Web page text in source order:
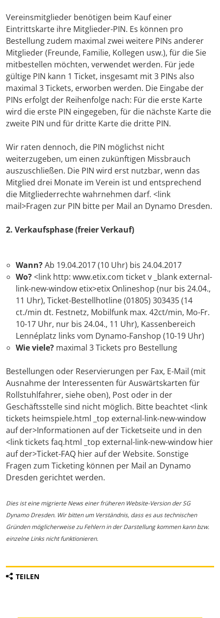
Vereinsmitglieder benötigen beim Kauf einer
Eintrittskarte ihre Mitglieder-PIN. Es können pro
Bestellung zudem maximal zwei weitere PINs anderer
Mitglieder (Freunde, Familie, Kollegen usw.), für die Sie
mitbestellen möchten, verwendet werden. Für jede
gültige PIN kann 1 Ticket, insgesamt mit 3 PINs also
maximal 3 Tickets, erworben werden. Die Eingabe der
PINs erfolgt der Reihenfolge nach: Für die erste Karte
wird die erste PIN eingegeben, für die nächste Karte die
zweite PIN und für dritte Karte die dritte PIN.
Wir raten dennoch, die PIN möglichst nicht
weiterzugeben, um einen zukünftigen Missbrauch
auszuschließen. Die PIN wird erst nutzbar, wenn das
Mitglied drei Monate im Verein ist und entsprechend
die Mitgliederrechte wahrnehmen darf. <link
mail>Fragen zur PIN bitte per Mail an Dynamo Dresden.
2. Verkaufsphase (freier Verkauf)
Wann?Ab 19.04.2017 (10 Uhr) bis 24.04.2017
Wo?<link http: www.etix.com ticket v _blank external-
link-new-window etix>etix Onlineshop (nur bis 24.04.,
11 Uhr), Ticket-Bestellhotline (01805) 303435 (14
ct./min dt. Festnetz, Mobilfunk max. 42ct/min, Mo-Fr.
10-17 Uhr, nur bis 24.04., 11 Uhr), Kassenbereich
Lennéplatz links vom Dynamo-Fanshop (10-19 Uhr)
Wie viele? maximal 3 Tickets pro Bestellung
Bestellungen oder Reservierungen per Fax, E-Mail (mit
Ausnahme der Interessenten für Auswärtskarten für
Rollstuhlfahrer, siehe oben), Post oder in der
Geschäftsstelle sind nicht möglich. Bitte beachtet <link
tickets heimspiele.html _top external-link-new-window
auf der>Informationen auf der Ticketseite und in den
<link tickets faq.html _top external-link-new-window hier
auf der>Ticket-FAQ hier auf der Website. Sonstige
Fragen zum Ticketing können per Mail an Dynamo
Dresden gerichtet werden.
Dies ist eine migrierte News einer früheren Website-Version der SG
Dynamo Dresden. Wir bitten um Verständnis, dass es aus technischen
Gründen möglicherweise zu Fehlern in der Darstellung kommen kann bzw.
einzelne Links nicht funktionieren.
TEILEN